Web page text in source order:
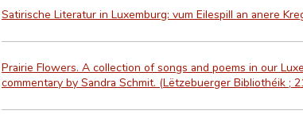
Satirische Literatur in Luxemburg: vum Eilespill an anere
Prairie Flowers. A collection of songs and poems in our
commentary by Sandra Schmit. (Lëtzebuerger Bibliothéik ;